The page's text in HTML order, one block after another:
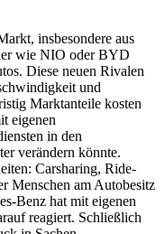
insbesondere aus
wie NIO oder BYD
Diese neuen Rivalen
und
Marktanteile kosten
eigenen
in den
verändern könnte.
Carsharing, Ride-
Menschen am Autobesitz
Benz hat mit eigenen
reagiert. Schließlich